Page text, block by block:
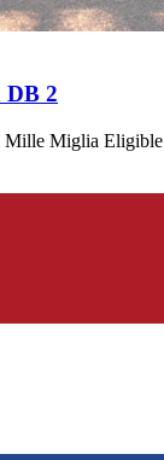
DB 2
Mille Miglia Eligible